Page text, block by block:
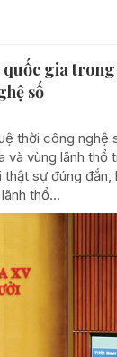
quốc gia
số
thời công nghệ
vùng lãnh thổ
sự đúng đắn,
thổ...